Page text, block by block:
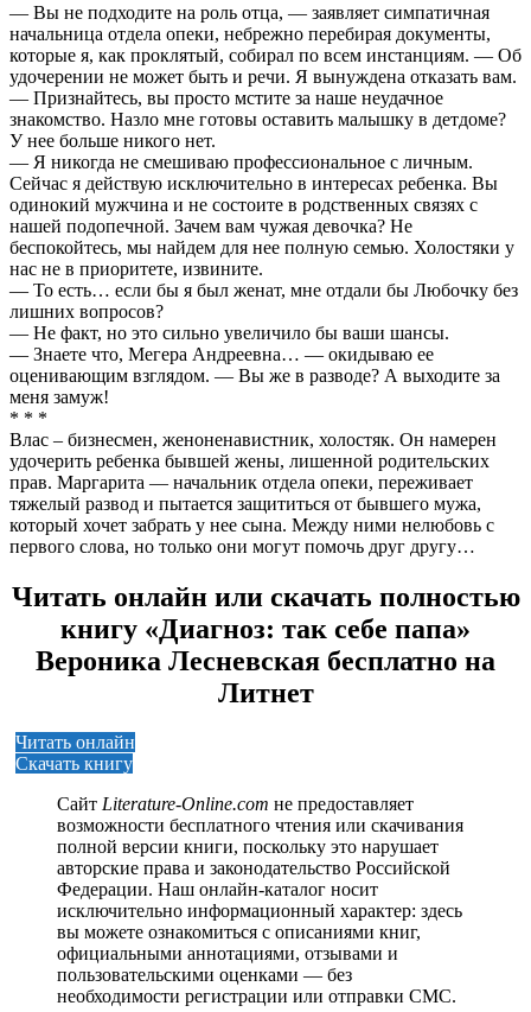
— Вы не подходите на роль отца, — заявляет симпатичная
начальница отдела опеки, небрежно перебирая документы,
которые я, как проклятый, собирал по всем инстанциям. — Об
удочерении не может быть и речи. Я вынуждена отказать вам.
— Признайтесь, вы просто мстите за наше неудачное
знакомство. Назло мне готовы оставить малышку в детдоме?
У нее больше никого нет.
— Я никогда не смешиваю профессиональное с личным.
Сейчас я действую исключительно в интересах ребенка. Вы
одинокий мужчина и не состоите в родственных связях с
нашей подопечной. Зачем вам чужая девочка? Не
беспокойтесь, мы найдем для нее полную семью. Холостяки у
нас не в приоритете, извините.
— То есть… если бы я был женат, мне отдали бы Любочку без
лишних вопросов?
— Не факт, но это сильно увеличило бы ваши шансы.
— Знаете что, Мегера Андреевна… — окидываю ее
оценивающим взглядом. — Вы же в разводе? А выходите за
меня замуж!
* * *
Влас – бизнесмен, женоненавистник, холостяк. Он намерен
удочерить ребенка бывшей жены, лишенной родительских
прав. Маргарита — начальник отдела опеки, переживает
тяжелый развод и пытается защититься от бывшего мужа,
который хочет забрать у нее сына. Между ними нелюбовь с
первого слова, но только они могут помочь друг другу…
Читать онлайн или скачать полностью
книгу «Диагноз: так себе папа»
Вероника Лесневская бесплатно на
Литнет
Читать онлайн
Скачать книгу
Сайт Literature-Online.com не предоставляет
возможности бесплатного чтения или скачивания
полной версии книги, поскольку это нарушает
авторские права и законодательство Российской
Федерации. Наш онлайн-каталог носит
исключительно информационный характер: здесь
вы можете ознакомиться с описаниями книг,
официальными аннотациями, отзывами и
пользовательскими оценками — без
необходимости регистрации или отправки СМС.